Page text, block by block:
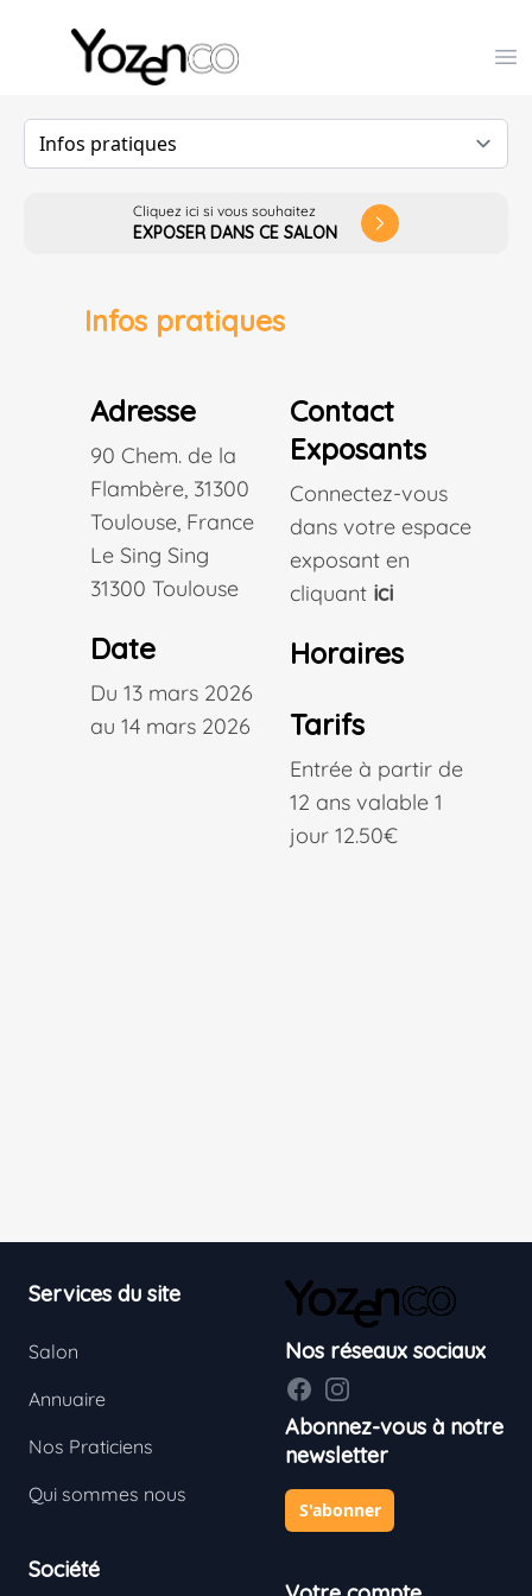
Yozenco - Organisateur de Salons, Evénements et
Cliquez ici si vous souhaitez
EXPOSER DANS CE SALON arrow_forward_ios
Infos pratiques
Adresse
90 Chem. de la
Flambère, 31300
Toulouse, France
Le Sing Sing
31300 Toulouse
Date
Du 13 mars 2026
au 14 mars 2026
Contact
Exposants
Connectez-vous
dans votre espace
exposant en
cliquant ici
Horaires
Tarifs
Entrée à partir de
12 ans valable 1
jour 12.50€
Services du site
Salon
Annuaire
Nos Praticiens
Qui sommes nous
Société
Nos réseaux sociaux
FacebookInstagram
Abonnez-vous à notre
newsletter
S'abonner